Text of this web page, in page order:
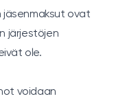
jäsenmaksut ovat
järjestöjen
ole.
voidaan